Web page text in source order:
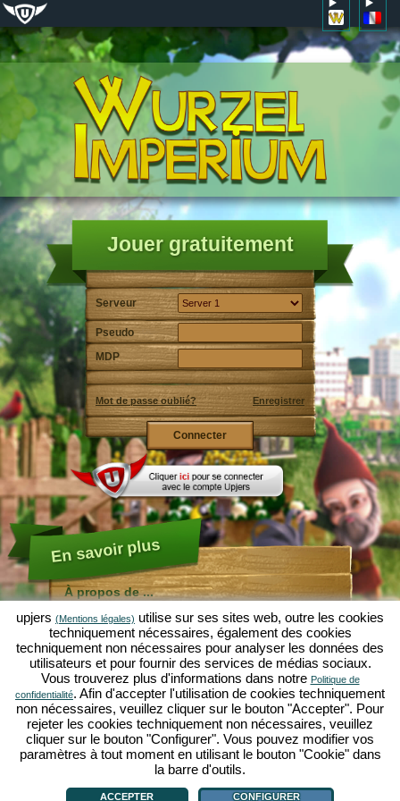
Jouer gratuitement
Serveur
Pseudo
MDP
Mot de passe oublié? Enregistrer
En savoir plus
À propos de ...
À propos de Molehill Empire
Molehill Empire est un jeu de simulation amusant
centré sur le microcosme jardin. Comme jeu par
navigateur gratuit, le jeu est disponible immédiatement,
sans téléchargement.
Comme nain de jardin industrieux, tu peux ici créer ton
propre Jardin d'Éden. Salade, carottes, fraises,
tournesols ou cerises - c'est à toi de décider quelles
plantes tu voudrais cultiver.
Viens chez les villages Vertes Vallée et Nainsville pour
acheter des nouvelles plantes et decorations, qui vont
À propos de ...| L'histoire |Caractéristiques
upjers GmbH & Co. KG|Gérer cookies
upjers (Mentions légales) utilise sur ses sites web, outre les cookies
techniquement nécessaires, également des cookies
techniquement non nécessaires pour analyser les données des
utilisateurs et pour fournir des services de médias sociaux.
Vous trouverez plus d'informations dans notre Politique de
confidentialité. Afin d'accepter l'utilisation de cookies techniquement
non nécessaires, veuillez cliquer sur le bouton "Accepter". Pour
rejeter les cookies techniquement non nécessaires, veuillez
cliquer sur le bouton "Configurer". Vous pouvez modifier vos
paramètres à tout moment en utilisant le bouton "Cookie" dans
la barre d'outils.
ACCEPTER CONFIGURER